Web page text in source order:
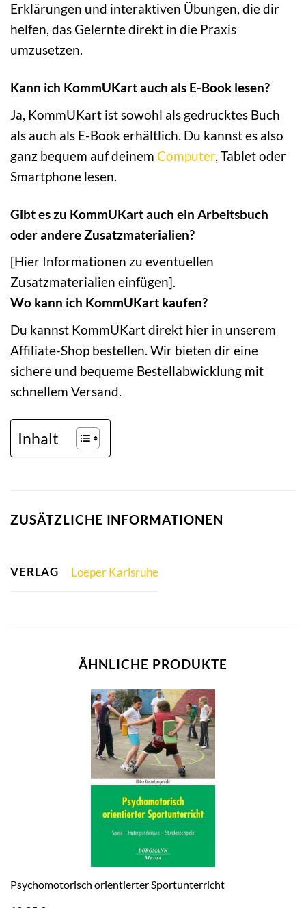
Erklärungen und interaktiven Übungen, die dir
helfen, das Gelernte direkt in die Praxis
umzusetzen.
Kann ich KommUKart auch als E-Book lesen?
Ja, KommUKart ist sowohl als gedrucktes Buch
als auch als E-Book erhältlich. Du kannst es also
ganz bequem auf deinem Computer, Tablet oder
Smartphone lesen.
Gibt es zu KommUKart auch ein Arbeitsbuch
oder andere Zusatzmaterialien?
[Hier Informationen zu eventuellen
Zusatzmaterialien einfügen].
Wo kann ich KommUKart kaufen?
Du kannst KommUKart direkt hier in unserem
Affiliate-Shop bestellen. Wir bieten dir eine
sichere und bequeme Bestellabwicklung mit
schnellem Versand.
Inhalt
ZUSÄTZLICHE INFORMATIONEN
VERLAG Loeper Karlsruhe
ÄHNLICHE PRODUKTE
Psychomotorisch orientierter Sportunterricht